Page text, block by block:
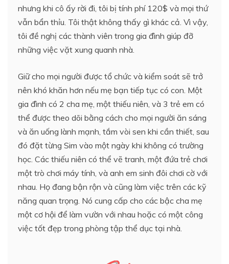
nhưng khi cô ấy rời đi, tôi bị tính phí 120$ và mọi thứ
vẫn bẩn thỉu. Tôi thật không thấy gì khác cả. Vì vậy,
tôi đề nghị các thành viên trong gia đình giúp đỡ
những việc vặt xung quanh nhà.
Giữ cho mọi người được tổ chức và kiểm soát sẽ trở
nên khó khăn hơn nếu mẹ bạn tiếp tục có con. Một
gia đình có 2 cha mẹ, một thiếu niên, và 3 trẻ em có
thể được theo dõi bằng cách cho mọi người ăn sáng
và ăn uống lành mạnh, tắm vòi sen khi cần thiết, sau
đó đặt từng Sim vào một ngày khi không có trường
học. Các thiếu niên có thể vẽ tranh, một đứa trẻ chơi
một trò chơi máy tính, và anh em sinh đôi chơi cờ với
nhau. Họ đang bận rộn và cũng làm việc trên các kỹ
năng quan trọng. Nó cung cấp cho các bậc cha mẹ
một cơ hội để làm vườn với nhau hoặc có một công
việc tốt đẹp trong phòng tập thể dục tại nhà.